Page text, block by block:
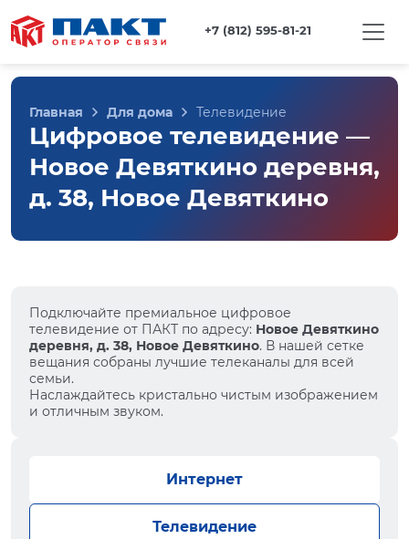
+7 (812) 595-81-21
Главная Для дома Телевидение
Цифровое телевидение —
Новое Девяткино деревня,
д. 38, Новое Девяткино
Подключайте премиальное цифровое
телевидение от ПАКТ по адресу: Новое Девяткино
деревня, д. 38, Новое Девяткино. В нашей сетке
вещания собраны лучшие телеканалы для всей
семьи.
Наслаждайтесь кристально чистым изображением
и отличным звуком.
Интернет
Телевидение